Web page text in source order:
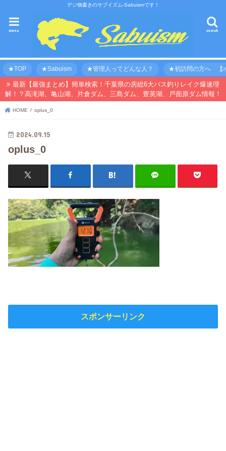
デジ物書きのサブイズム-Sabuismです！
search
menu
★TOP ★Sabuism ★管理人ってどんな人？ ★初訪問の方へ 【
最新【最強まとめ】簡単検索！千葉県の房総6大バス釣りレイク爆速理
解！？高滝湖、亀山湖、片倉ダム、三島ダム、豊英湖、戸面原ダム情報！
HOME oplus_0
2024.09.15
oplus_0
スポンサーリンク